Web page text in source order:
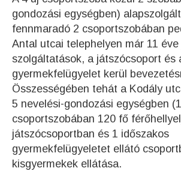
gondozási egységben)
fennmaradó 2 csoportszobában
Antal utcai telephelyen már 11
szolgáltatások, a játszócsoport és
gyermekfelügyelet kerül
Összességében tehát a Kodály
5 nevelési-gondozási egységben
csoportszobában 120 fő
játszócsoportban és 1 időszakos
gyermekfelügyeletet ellátó
kisgyermekek ellátása.